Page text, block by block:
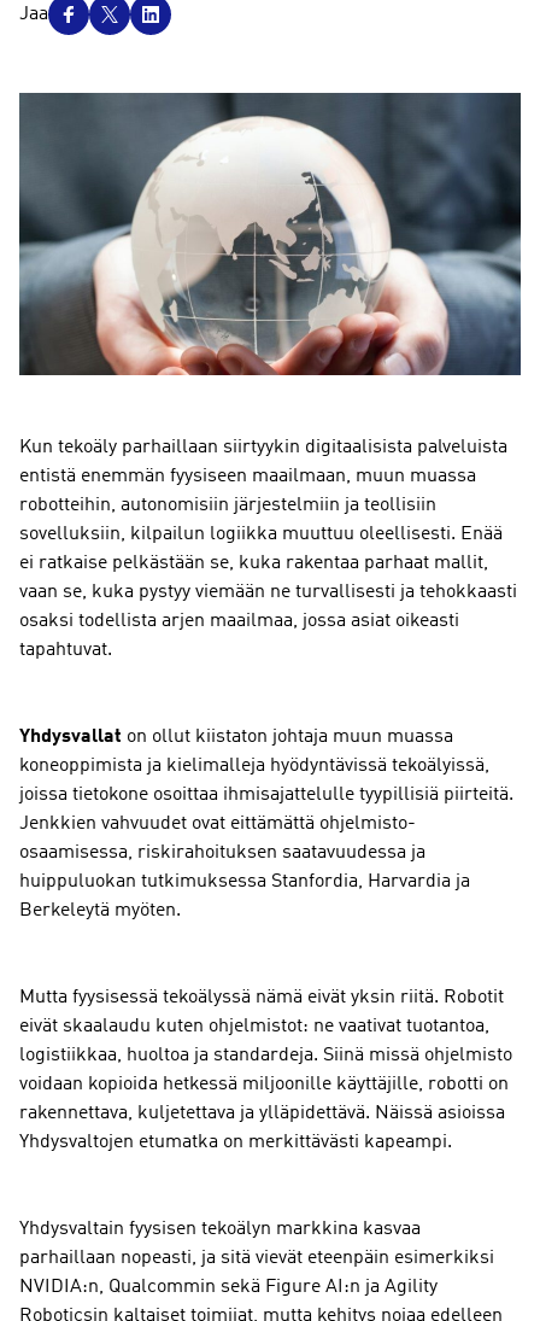
J
Jaa
Kun tekoäly parhaillaan siirtyykin digitaalisista palveluista
entistä enemmän fyysiseen maailmaan, muun muassa
robotteihin, autonomisiin järjestelmiin ja teollisiin
sovelluksiin, kilpailun logiikka muuttuu oleellisesti. Enää
ei ratkaise pelkästään se, kuka rakentaa parhaat mallit,
vaan se, kuka pystyy viemään ne turvallisesti ja tehokkaasti
osaksi todellista arjen maailmaa, jossa asiat oikeasti
tapahtuvat.
Yhdysvallat on ollut kiistaton johtaja muun muassa
koneoppimista ja kielimalleja hyödyntävissä tekoälyissä,
joissa tietokone osoittaa ihmisajattelulle tyypillisiä piirteitä.
Jenkkien vahvuudet ovat eittämättä ohjelmisto-
osaamisessa, riskirahoituksen saatavuudessa ja
huippuluokan tutkimuksessa Stanfordia, Harvardia ja
Berkeleytä myöten.
Mutta fyysisessä tekoälyssä nämä eivät yksin riitä. Robotit
eivät skaalaudu kuten ohjelmistot: ne vaativat tuotantoa,
logistiikkaa, huoltoa ja standardeja. Siinä missä ohjelmisto
voidaan kopioida hetkessä miljoonille käyttäjille, robotti on
rakennettava, kuljetettava ja ylläpidettävä. Näissä asioissa
Yhdysvaltojen etumatka on merkittävästi kapeampi.
Yhdysvaltain fyysisen tekoälyn markkina kasvaa
parhaillaan nopeasti, ja sitä vievät eteenpäin esimerkiksi
NVIDIA:n, Qualcommin sekä Figure AI:n ja Agility
Roboticsin kaltaiset toimijat, mutta kehitys nojaa edelleen